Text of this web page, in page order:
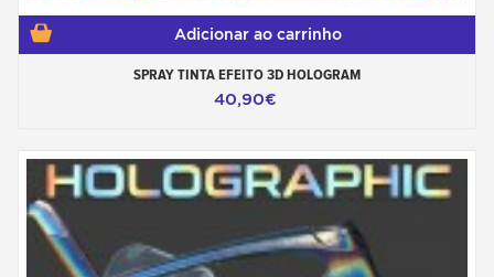
Adicionar ao carrinho
SPRAY TINTA EFEITO 3D HOLOGRAM
40,90€